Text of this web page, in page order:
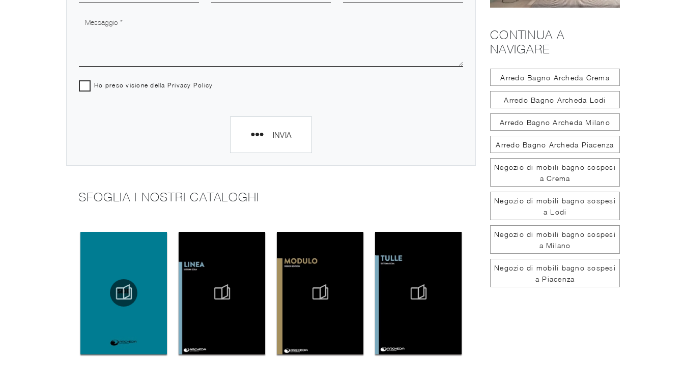
Ho preso visione della Privacy Policy
INVIA
SFOGLIA I NOSTRI CATALOGHI
CONTINUA A
NAVIGARE
Arredo Bagno Archeda Crema
Arredo Bagno Archeda Lodi
Arredo Bagno Archeda Milano
Arredo Bagno Archeda Piacenza
Negozio di mobili bagno sospesi
a Crema
Negozio di mobili bagno sospesi
a Lodi
Negozio di mobili bagno sospesi
a Milano
Negozio di mobili bagno sospesi
a Piacenza